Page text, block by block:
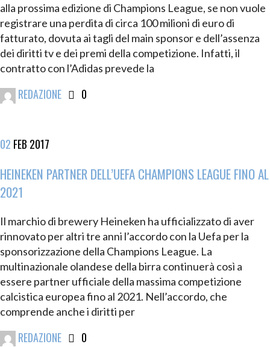
alla prossima edizione di Champions League, se non vuole
registrare una perdita di circa 100 milioni di euro di
fatturato, dovuta ai tagli del main sponsor e dell’assenza
dei diritti tv e dei premi della competizione. Infatti, il
contratto con l’Adidas prevede la
REDAZIONE 0
02 FEB 2017
HEINEKEN PARTNER DELL’UEFA CHAMPIONS LEAGUE FINO AL
2021
Il marchio di brewery Heineken ha ufficializzato di aver
rinnovato per altri tre anni l’accordo con la Uefa per la
sponsorizzazione della Champions League. La
multinazionale olandese della birra continuerà così a
essere partner ufficiale della massima competizione
calcistica europea fino al 2021. Nell’accordo, che
comprende anche i diritti per
REDAZIONE 0